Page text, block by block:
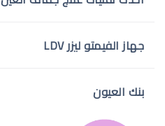
جهاز الفيمتو ليزر LDV
بنك العيون